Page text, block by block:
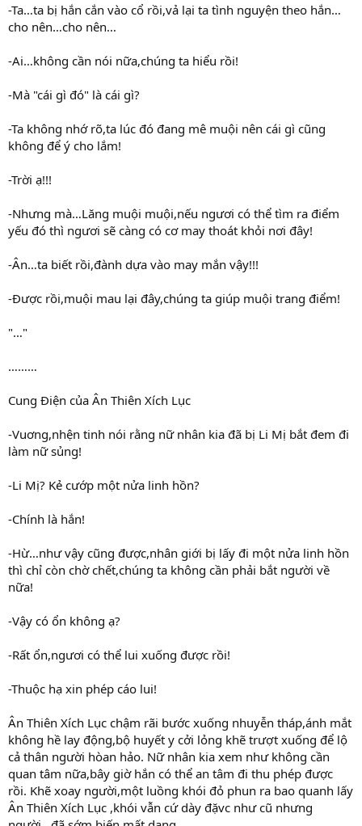
-Ta…ta bị hắn cắn vào cổ rồi,vả lại ta tình nguyện theo hắn…
cho nên…cho nên…
-Ai…không cần nói nữa,chúng ta hiểu rồi!
-Mà "cái gì đó" là cái gì?
-Ta không nhớ rõ,ta lúc đó đang mê muội nên cái gì cũng
không để ý cho lắm!
-Trời ạ!!!
-Nhưng mà…Lăng muội muội,nếu ngươi có thể tìm ra điểm
yếu đó thì ngươi sẽ càng có cơ may thoát khỏi nơi đây!
-Ân…ta biết rồi,đành dựa vào may mắn vậy!!!
-Được rồi,muội mau lại đây,chúng ta giúp muội trang điểm!
"…"
………
Cung Điện của Ân Thiên Xích Lục
-Vuơng,nhện tinh nói rằng nữ nhân kia đã bị Li Mị bắt đem đi
làm nữ sủng!
-Li Mị? Kẻ cướp một nửa linh hồn?
-Chính là hắn!
-Hừ…như vậy cũng được,nhân giới bị lấy đi một nửa linh hồn
thì chỉ còn chờ chết,chúng ta không cần phải bắt người về
nữa!
-Vậy có ổn không ạ?
-Rất ổn,ngươi có thể lui xuống được rồi!
-Thuộc hạ xin phép cáo lui!
Ân Thiên Xích Lục chậm rãi bước xuống nhuyễn tháp,ánh mắt
không hề lay động,bộ huyết y cởi lỏng khẽ trượt xuống để lộ
cả thân người hòan hảo. Nữ nhân kia xem như không cần
quan tâm nữa,bây giờ hắn có thể an tâm đi thu phép được
rồi. Khẽ xoay người,một luồng khói đỏ phun ra bao quanh lấy
Ân Thiên Xích Lục ,khói vẫn cứ dày đặvc như cũ nhưng